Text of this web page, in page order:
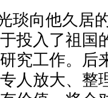
琰向他久居
投入了祖国
究工作。后
人放大、整